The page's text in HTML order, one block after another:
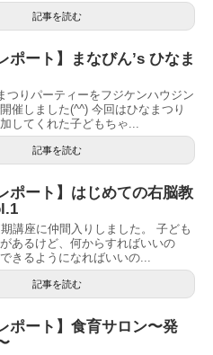
記事を読む
ポート】まなびん’s ひなま
つりパーティーをフジケンハウジン
催しました(^^) 今回はひなまつり
してくれた子どもちゃ...
記事を読む
ポート】はじめての右脳教
講座に仲間入りしました。 子ども
あるけど、何からすればいいの
きるようになればいいの...
記事を読む
ポート】食育サロン〜発